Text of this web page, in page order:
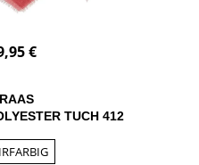
€
TUCH 412